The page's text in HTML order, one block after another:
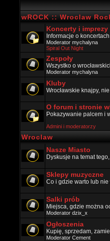
wROCK :: Wroclaw
Koncerty i imprezy
Informacje o
Moderator mychalyna
Spiral Out Night
Zespoły
Wszystko o
Moderator mychalyna
Kluby
Wrocławskie knajpy,
O forum i stronie
Pokazywanie palcem i
Admini i moderatorzy
Wroclaw
Nasze Miasto
Dyskusje na temat
Sklepy muzyczne
Co i gdzie warto lub nie
Salki prób
Miejsca, gdzie można
Moderator dzix_x
Ogłoszenia
Kupię, sprzedam,
Moderator Cement